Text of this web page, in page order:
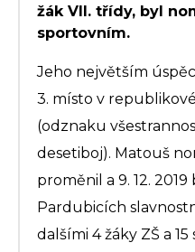
žák VII. třídy, byl
sportovním.
Jeho největším
3. místo v
(odznaku
desetiboj). Matouš
proměnil a 9. 12.
Pardubicích
dalšími 4 žáky ZŠ a